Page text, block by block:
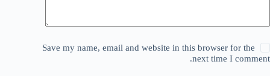
Save my name, email and website in this browser for the
next time I comment.